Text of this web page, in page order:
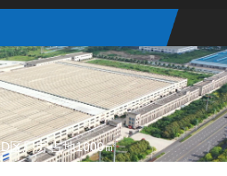
D区厂房 占地1000㎡